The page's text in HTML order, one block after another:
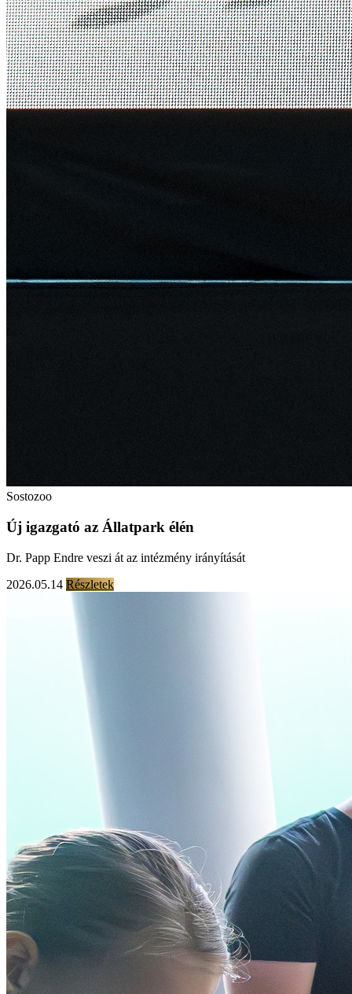
Sostozoo
Új igazgató az Állatpark élén
Dr. Papp Endre veszi át az intézmény irányítását
2026.05.14 Részletek